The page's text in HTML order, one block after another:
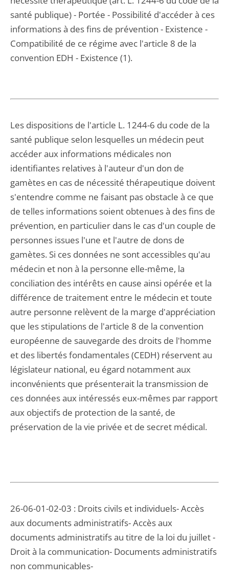
santé publique) - Portée - Possibilité d'accéder à ces
informations à des fins de prévention - Existence -
Compatibilité de ce régime avec l'article 8 de la
convention EDH - Existence (1).
Les dispositions de l'article L. 1244-6 du code de la
santé publique selon lesquelles un médecin peut
accéder aux informations médicales non
identifiantes relatives à l'auteur d'un don de
gamètes en cas de nécessité thérapeutique doivent
s'entendre comme ne faisant pas obstacle à ce que
de telles informations soient obtenues à des fins de
prévention, en particulier dans le cas d'un couple de
personnes issues l'une et l'autre de dons de
gamètes. Si ces données ne sont accessibles qu'au
médecin et non à la personne elle-même, la
conciliation des intérêts en cause ainsi opérée et la
différence de traitement entre le médecin et toute
autre personne relèvent de la marge d'appréciation
que les stipulations de l'article 8 de la convention
européenne de sauvegarde des droits de l'homme
et des libertés fondamentales (CEDH) réservent au
législateur national, eu égard notamment aux
inconvénients que présenterait la transmission de
ces données aux intéressés eux-mêmes par rapport
aux objectifs de protection de la santé, de
préservation de la vie privée et de secret médical.
26-06-01-02-03 : Droits civils et individuels- Accès
aux documents administratifs- Accès aux
documents administratifs au titre de la loi du juillet -
Droit à la communication- Documents administratifs
non communicables-